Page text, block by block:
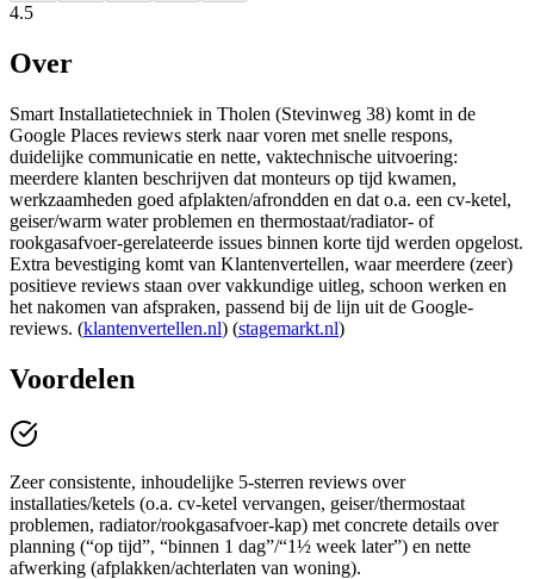
4.5
Over
Smart Installatietechniek in Tholen (Stevinweg 38) komt in de
Google Places reviews sterk naar voren met snelle respons,
duidelijke communicatie en nette, vaktechnische uitvoering:
meerdere klanten beschrijven dat monteurs op tijd kwamen,
werkzaamheden goed afplakten/afrondden en dat o.a. een cv-ketel,
geiser/warm water problemen en thermostaat/radiator- of
rookgasafvoer-gerelateerde issues binnen korte tijd werden opgelost.
Extra bevestiging komt van Klantenvertellen, waar meerdere (zeer)
positieve reviews staan over vakkundige uitleg, schoon werken en
het nakomen van afspraken, passend bij de lijn uit de Google-
reviews. (klantenvertellen.nl) (stagemarkt.nl)
Voordelen
Zeer consistente, inhoudelijke 5-sterren reviews over
installaties/ketels (o.a. cv-ketel vervangen, geiser/thermostaat
problemen, radiator/rookgasafvoer-kap) met concrete details over
planning (“op tijd”, “binnen 1 dag”/“1½ week later”) en nette
afwerking (afplakken/achterlaten van woning).